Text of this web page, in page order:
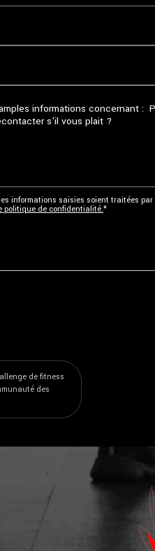
informations saisies soient traitées par
politique de confidentialité.*
de fitness
des